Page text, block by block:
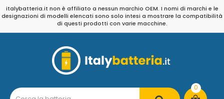
italybatteria.it non è affiliato a nessun marchio OEM. I nomi di marchi e le
designazioni di modelli elencati sono solo intesi a mostrare la compatibilità
di questi prodotti con varie macchine.
0